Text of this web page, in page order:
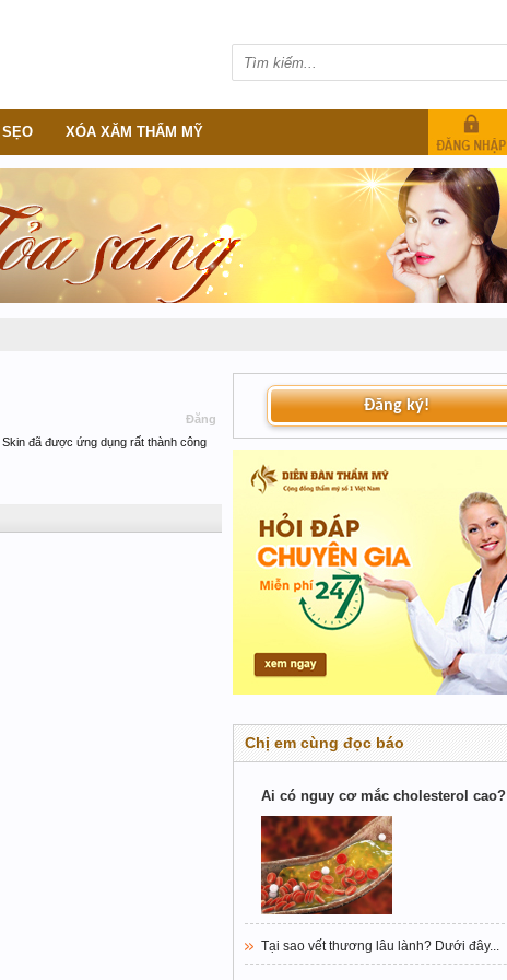
Đăng
đã được ứng dụng rất thành công
Đăng ký!
Chị em cùng đọc báo
Ai có nguy cơ mắc cholesterol cao?
Tại sao vết thương lâu lành? Dưới đây...
XÓA XĂM THẨM MỸ